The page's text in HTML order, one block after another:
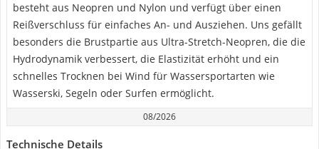
besteht aus Neopren und Nylon und verfügt über einen
Reißverschluss für einfaches An- und Ausziehen. Uns gefällt
besonders die Brustpartie aus Ultra-Stretch-Neopren, die die
Hydrodynamik verbessert, die Elastizität erhöht und ein
schnelles Trocknen bei Wind für Wassersportarten wie
Wasserski, Segeln oder Surfen ermöglicht.
08/2026
Technische Details